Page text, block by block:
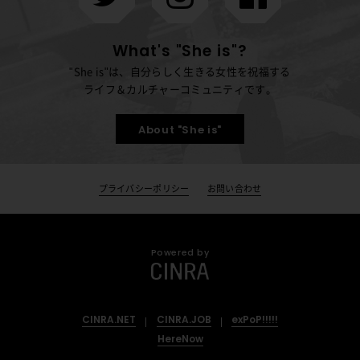
What's "She is"?
"She is"は、自分らしく生きる女性を祝福する
ライフ＆カルチャーコミュニティです。
About "She is"
プライバシーポリシー お問い合わせ
Powered by
CINRA.NET CINRA.JOB
exPoP!!!!!
HereNow